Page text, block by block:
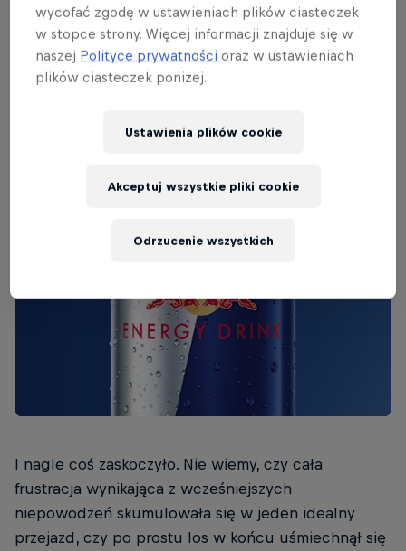
Dowiedz się więcej
I nagle coś zaskoczyło. Nie wiemy, czy cała
frustracja wynikająca z wcześniejszych
niepowodzeń skumulowała się w jeden idealny
przejazd, czy po prostu los w końcu uśmiechnął się
wycofać zgodę w ustawieniach plików ciasteczek
w stopce strony. Więcej informacji znajduje się w
naszej Polityce prywatnościoraz w ustawieniach
plików ciasteczek poniżej.
Ustawienia plików cookie
Odrzucenie wszystkich
Akceptuj wszystkie pliki cookie